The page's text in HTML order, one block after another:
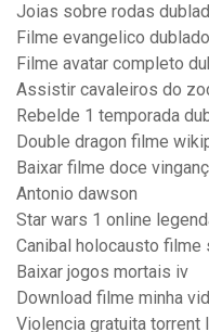
Joias sobre rodas
Filme evangelico
Filme avatar completo
Assistir cavaleiros do
Rebelde 1 temporada
Double dragon filme
Baixar filme doce
Antonio dawson
Star wars 1 online
Canibal holocausto filme
Baixar jogos mortais iv
Download filme minha
Violencia gratuita torrent